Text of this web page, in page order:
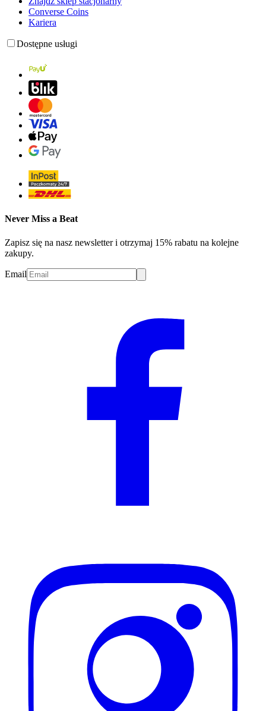
Converse Coins
Kariera
Dostępne usługi
Never Miss a Beat
Zapisz się na nasz newsletter i otrzymaj 15% rabatu na kolejne
zakupy.
Email